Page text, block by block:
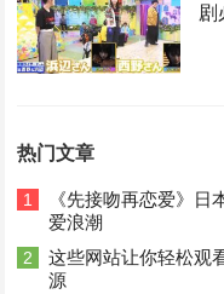
剧
热门文章
1
《先接吻再恋爱》
爱浪潮
2
这些网站让你轻松观
源